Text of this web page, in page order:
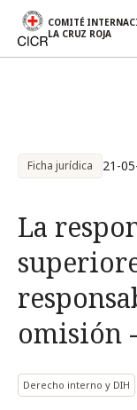
COMITÉ
LA CRUZ ROJA
Ficha jurídica 21-
La
omisión
Derecho interno y DIH